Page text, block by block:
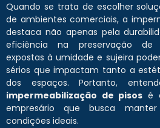
Quando se trata de escolher
de ambientes comerciais, a
destaca não apenas pela
eficiência na preservação de
expostas à umidade e sujeira
sérios que impactam tanto a
dos espaços. Portanto,
impermeabilização de pisos é
empresário que busca
condições ideais.